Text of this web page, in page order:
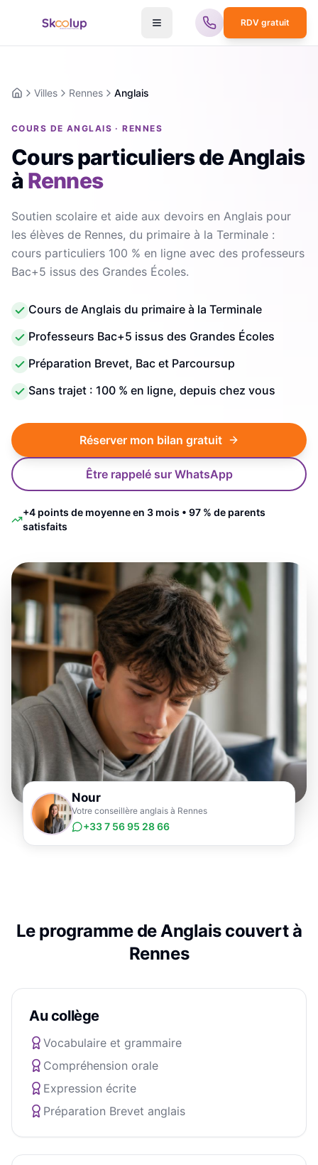
RDV gratuit
AccueilVilles Rennes Anglais
COURS DE ANGLAIS · RENNES
Cours particuliers de Anglais
à Rennes
Soutien scolaire et aide aux devoirs en Anglais pour
les élèves de Rennes, du primaire à la Terminale :
cours particuliers 100 % en ligne avec des professeurs
Bac+5 issus des Grandes Écoles.
Cours de Anglais du primaire à la Terminale
Professeurs Bac+5 issus des Grandes Écoles
Préparation Brevet, Bac et Parcoursup
Sans trajet : 100 % en ligne, depuis chez vous
Réserver mon bilan gratuit
Être rappelé sur WhatsApp
+4 points de moyenne en 3 mois • 97 % de parents
satisfaits
Nour
Votre conseillère anglais à Rennes
+33 7 56 95 28 66
Le programme deAnglaiscouvert à
Rennes
Au collège
Vocabulaire et grammaire
Compréhension orale
Expression écrite
Préparation Brevet anglais